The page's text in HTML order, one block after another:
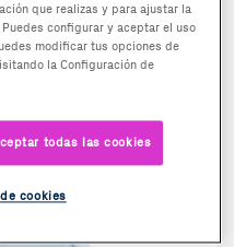
que realizas y para ajustar la
configurar y aceptar el uso
modificar tus opciones de
la Configuración de
todas las cookies
cookies